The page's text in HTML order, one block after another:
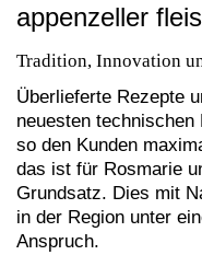
appenzeller
Tradition, Innovation
Überlieferte Rezepte
neuesten
so den Kunden
das ist für Rosmarie
Grundsatz. Dies mit
in der Region unter
Anspruch.